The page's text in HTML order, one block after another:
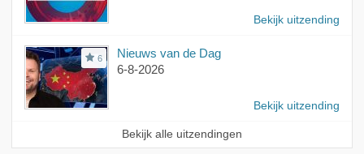
Bekijk uitzending
6
Nieuws van de Dag
6-8-2026
Bekijk uitzending
Bekijk alle uitzendingen